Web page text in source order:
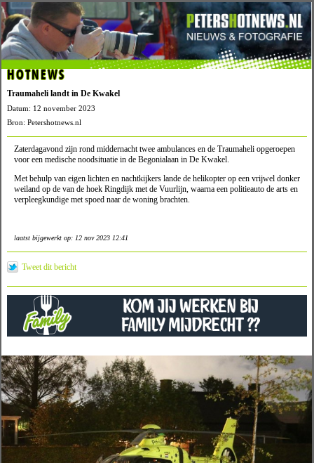
HOTNEWS
Traumaheli landt in De Kwakel
Datum: 12 november 2023
Bron: Petershotnews.nl
Zaterdagavond zijn rond middernacht twee ambulances en de Traumaheli opgeroepen
voor een medische noodsituatie in de Begonialaan in De Kwakel.
Met behulp van eigen lichten en nachtkijkers lande de helikopter op een vrijwel donker
weiland op de van de hoek Ringdijk met de Vuurlijn, waarna een politieauto de arts en
verpleegkundige met spoed naar de woning brachten.
laatst bijgewerkt op: 12 nov 2023 12:41
Tweet dit bericht